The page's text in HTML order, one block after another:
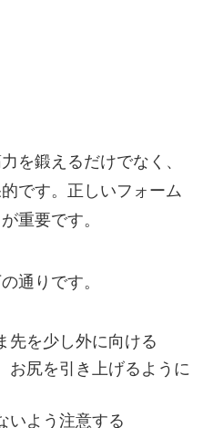
を鍛えるだけでなく、
です。正しいフォーム
重要です。
通りです。
先を少し外に向ける
お尻を引き上げるように
いよう注意する